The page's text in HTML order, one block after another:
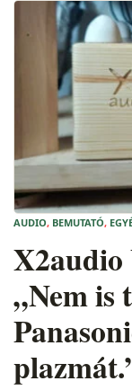
AUDIO, BEMUTATÓ,
„Nem is